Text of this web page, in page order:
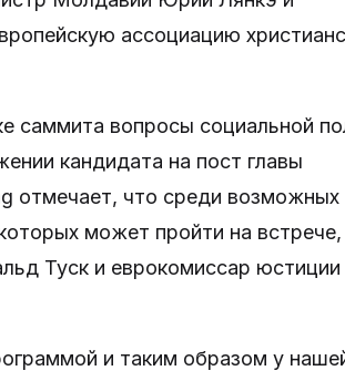
ассоциацию
саммита вопросы социальной
кандидата на пост главы
отмечает, что среди возможных
может пройти на встрече,
Туск и еврокомиссар юстиции
и таким образом у